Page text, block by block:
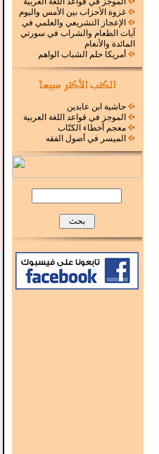
غزوة الأحزاب بين الأمس واليوم
الإعجاز التشريعي والعلمي في
آيات الطعام والشراب في سورتي
المائدة والأنعام
أمريكا حلم الشباب الواهم
حاشية ابن عابدين
الموجز في قواعد اللغة العربية
معجم أخطاء الكتّاب
الميسر في أصول الفقه